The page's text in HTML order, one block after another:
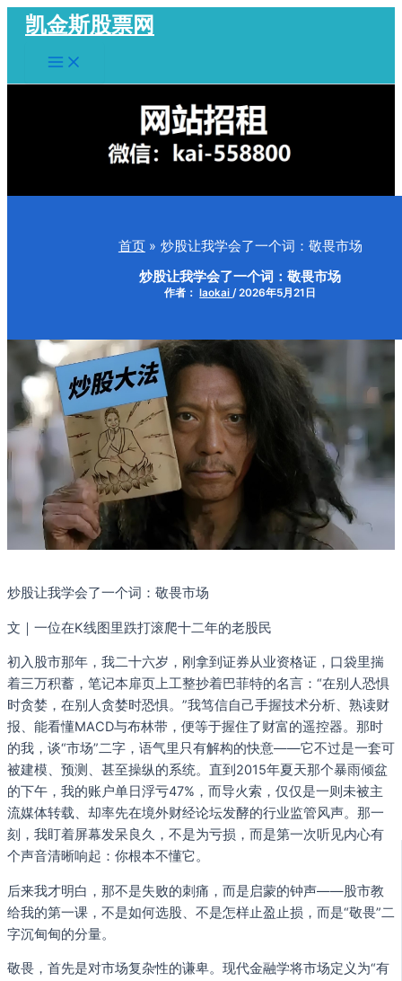
容
凯金斯股票网
Main
Menu
首页 炒股让我学会了一个词：敬畏市场
炒股让我学会了一个词：敬畏市场
作者： laokai /2026年5月21日
炒股让我学会了一个词：敬畏市场
文｜一位在K线图里跌打滚爬十二年的老股民
初入股市那年，我二十六岁，刚拿到证券从业资格证，口袋里揣
着三万积蓄，笔记本扉页上工整抄着巴菲特的名言：“在别人恐惧
时贪婪，在别人贪婪时恐惧。”我笃信自己手握技术分析、熟读财
报、能看懂MACD与布林带，便等于握住了财富的遥控器。那时
的我，谈“市场”二字，语气里只有解构的快意——它不过是一套可
被建模、预测、甚至操纵的系统。直到2015年夏天那个暴雨倾盆
的下午，我的账户单日浮亏47%，而导火索，仅仅是一则未被主
流媒体转载、却率先在境外财经论坛发酵的行业监管风声。那一
刻，我盯着屏幕发呆良久，不是为亏损，而是第一次听见内心有
个声音清晰响起：你根本不懂它。
后来我才明白，那不是失败的刺痛，而是启蒙的钟声——股市教
给我的第一课，不是如何选股、不是怎样止盈止损，而是“敬畏”二
字沉甸甸的分量。
敬畏，首先是对市场复杂性的谦卑。现代金融学将市场定义为“有